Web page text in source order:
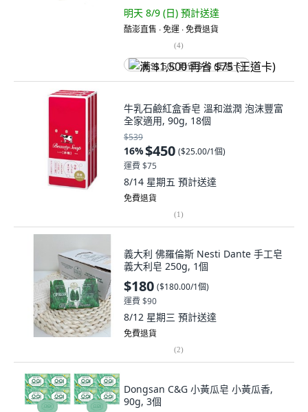
明天 8/9 (日) 預計送達
酷澎直售 ∙ 免運 ∙ 免費退貨
(4)
满 $1,500 再省 $75 (王道卡)
牛乳石鹼紅盒香皂 溫和滋潤 泡沫豐富
全家適用, 90g, 18個
$539
16%$450 ($25.00/1個)
運費 $75
8/14 星期五 預計送達
免費退貨
(1)
義大利 佛羅倫斯 Nesti Dante 手工皂
義大利皂 250g, 1個
$180 ($180.00/1個)
運費 $90
8/12 星期三 預計送達
免費退貨
(2)
Dongsan C&G 小黃瓜皂 小黃瓜香,
90g, 3個